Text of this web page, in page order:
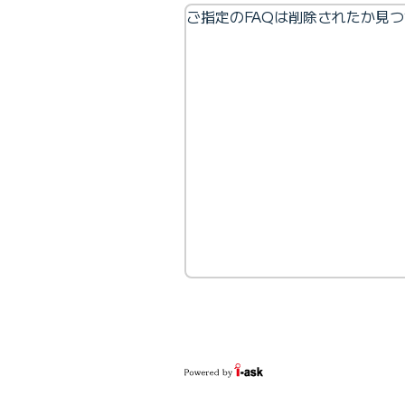
ご指定のFAQは削除されたか見つ